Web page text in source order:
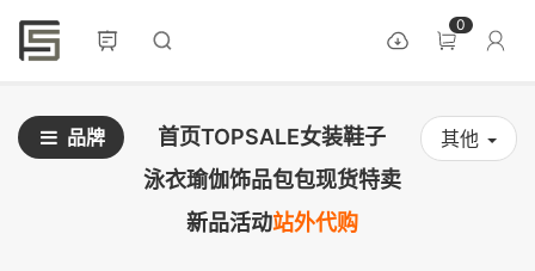
0
品牌 首页TOPSALE女装鞋子
泳衣瑜伽饰品包包现货特卖
新品活动站外代购
其他